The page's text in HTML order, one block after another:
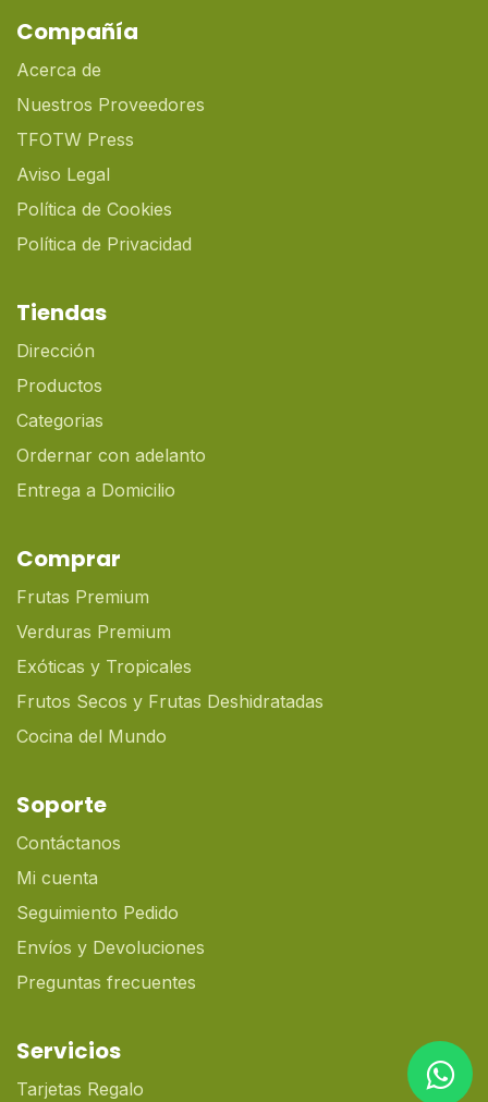
Compañía
Acerca de
Nuestros Proveedores
TFOTW Press
Aviso Legal
Política de Cookies
Política de Privacidad
Tiendas
Dirección
Productos
Categorias
Ordernar con adelanto
Entrega a Domicilio
Comprar
Frutas Premium
Verduras Premium
Exóticas y Tropicales
Frutos Secos y Frutas Deshidratadas
Cocina del Mundo
Soporte
Contáctanos
Mi cuenta
Seguimiento Pedido
Envíos y Devoluciones
Preguntas frecuentes
Servicios
Tarjetas Regalo